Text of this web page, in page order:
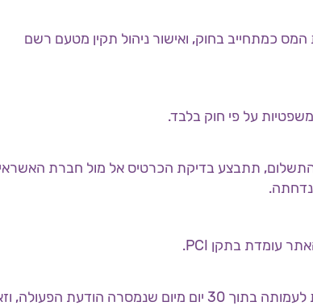
משלטונות המס כמתחייב בחוק, ואישור ניהול תקין מטעם רשם
תתבצע בדיקת הכרטיס אל מול חברת
12. לצורך שינוי פרטי חיוב או ביטול הפעולה באמצעות האתר, יש לפנות לעמותה בתוך 30 יום מיום שנמסרה הודעת